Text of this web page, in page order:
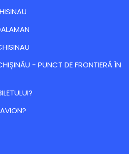
- PUNCT DE FRONTIERĂ ÎN